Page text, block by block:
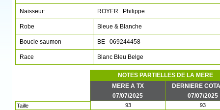
Naisseur: ROYER Philippe
Robe Bleue & Blanche
Boucle saumon BE 069244458
Race Blanc Bleu Belge
NOTES PARTIELLES DE LA MERE
MERE A TX
07/07/2025
DERNIERE
07/07/2025
Taille 93
93